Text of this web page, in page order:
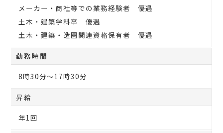
メーカー・商社等での業務経験者 優遇
土木・建築学科卒 優遇
土木・建築・造園関連資格保有者 優遇
勤務時間
8時30分～17時30分
昇給
年1回